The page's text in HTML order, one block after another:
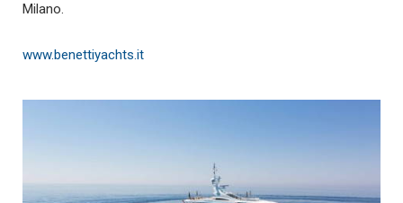
Milano.
www.benettiyachts.it